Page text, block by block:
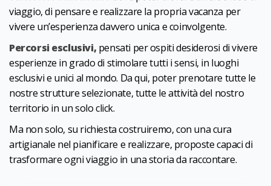
viaggio, di pensare e realizzare la propria vacanza per
vivere un’esperienza davvero unica e coinvolgente.
Percorsi esclusivi, pensati per ospiti desiderosi di vivere
esperienze in grado di stimolare tutti i sensi, in luoghi
esclusivi e unici al mondo. Da qui, poter prenotare tutte le
nostre strutture selezionate, tutte le attività del nostro
territorio in un solo click.
Ma non solo, su richiesta costruiremo, con una cura
artigianale nel pianificare e realizzare, proposte capaci di
trasformare ogni viaggio in una storia da raccontare.